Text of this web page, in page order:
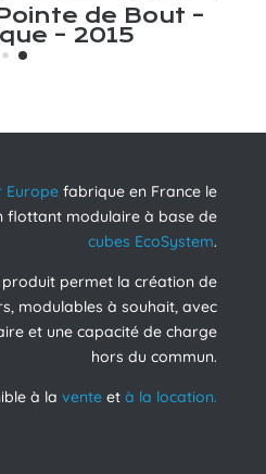
de Bout –
– 2015
Europe fabrique en France le
flottant modulaire à base de
cubes EcoSystem.
produit permet la création de
modulables à souhait, avec
et une capacité de charge
hors du commun.
à lavente età la location.